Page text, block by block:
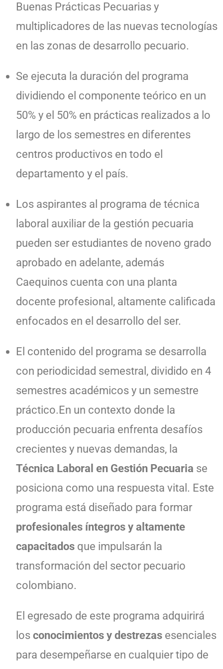
Buenas Prácticas Pecuarias y
multiplicadores de las nuevas tecnologías
en las zonas de desarrollo pecuario.
Se ejecuta la duración del programa
dividiendo el componente teórico en un
50% y el 50% en prácticas realizados a lo
largo de los semestres en diferentes
centros productivos en todo el
departamento y el país.
Los aspirantes al programa de técnica
laboral auxiliar de la gestión pecuaria
pueden ser estudiantes de noveno grado
aprobado en adelante, además
Caequinos cuenta con una planta
docente profesional, altamente calificada
enfocados en el desarrollo del ser.
El contenido del programa se desarrolla
con periodicidad semestral, dividido en 4
semestres académicos y un semestre
práctico.En un contexto donde la
producción pecuaria enfrenta desafíos
crecientes y nuevas demandas, la
Técnica Laboral en Gestión Pecuaria se
posiciona como una respuesta vital. Este
programa está diseñado para formar
profesionales íntegros y altamente
capacitados que impulsarán la
transformación del sector pecuario
colombiano.
El egresado de este programa adquirirá
los conocimientos y destrezas esenciales
para desempeñarse en cualquier tipo de